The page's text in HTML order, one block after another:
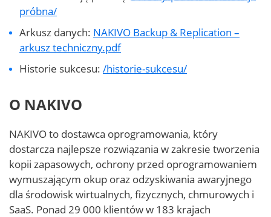
próbna/
Arkusz danych: NAKIVO Backup & Replication –
arkusz techniczny.pdf
Historie sukcesu: /historie-sukcesu/
O NAKIVO
NAKIVO to dostawca oprogramowania, który
dostarcza najlepsze rozwiązania w zakresie tworzenia
kopii zapasowych, ochrony przed oprogramowaniem
wymuszającym okup oraz odzyskiwania awaryjnego
dla środowisk wirtualnych, fizycznych, chmurowych i
SaaS. Ponad 29 000 klientów w 183 krajach